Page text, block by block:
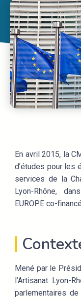
En avril 2015, la
d’études pour les
services de la
Lyon-Rhône, d
EUROPE co-
Mené par le
l’Artisanat Lyon-
parlementaires